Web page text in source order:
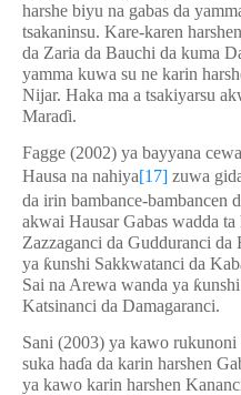
harshe biyu na gabas da
tsakaninsu. Kare-karen
da Zaria da Bauchi da kuma
yamma kuwa su ne karin
Nijar. Haka ma a tsakiyarsu
Maraɗi.
Fagge (2002) ya bayyana
Hausa na nahiya[17] zuwa
da irin bambance-bambancen
akwai Hausar Gabas wadda ta
Zazzaganci da Gudduranci da
ya ƙunshi Sakkwatanci da
Sai na Arewa wanda ya ƙ
Katsinanci da Damagaranci.
Sani (2003) ya kawo rukunoni
suka haɗa da karin harshen
ya kawo karin harshen